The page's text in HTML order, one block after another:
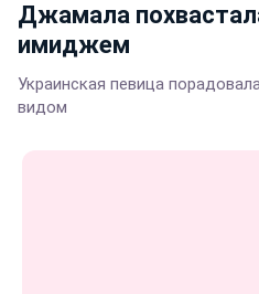
Джамала
имиджем
Украинская певица
видом